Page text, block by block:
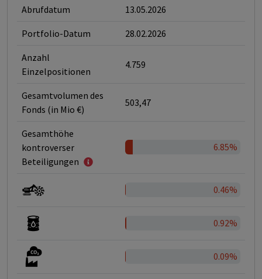
Abrufdatum 13.05.2026
Portfolio-Datum 28.02.2026
Anzahl
Einzelpositionen
4.759
Gesamtvolumen des
Fonds (in Mio €)
503,47
Gesamthöhe
kontroverser
Beteiligungen
6.85%
0.46%
0.92%
0.09%